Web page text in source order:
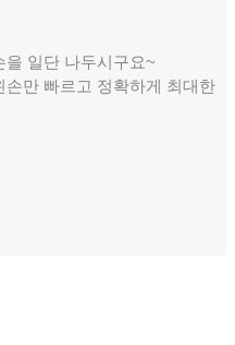
을 일단 나두시구요~
만 빠르고 정확하게 최대한